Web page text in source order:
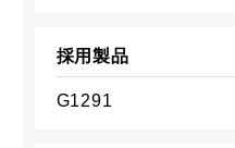
採用製品
G1291